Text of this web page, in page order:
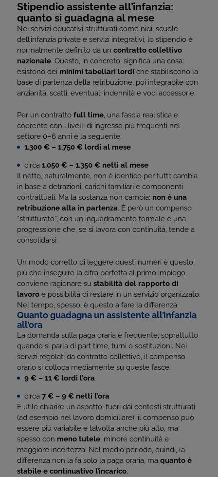
Stipendio assistente all’infanzia:
quanto si guadagna al mese
Nei servizi educativi strutturati come nidi, scuole
dell’infanzia private e servizi integrativi, lo stipendio è
normalmente definito da un contratto collettivo
nazionale. Questo, in concreto, significa una cosa:
esistono dei minimi tabellari lordi che stabiliscono la
base di partenza della retribuzione, poi integrabile con
anzianità, scatti, eventuali indennità e voci accessorie.
Per un contratto full time, una fascia realistica e
coerente con i livelli di ingresso più frequenti nel
settore 0–6 anni è la seguente:
1.300 € – 1.750 € lordi al mese
circa 1.050 € – 1.350 € netti al mese
Il netto, naturalmente, non è identico per tutti: cambia
in base a detrazioni, carichi familiari e componenti
contrattuali. Ma la sostanza non cambia: non è una
retribuzione alta in partenza. È però un compenso
“strutturato”, con un inquadramento formale e una
progressione che, se si lavora con continuità, tende a
consolidarsi.
Un modo corretto di leggere questi numeri è questo:
più che inseguire la cifra perfetta al primo impiego,
conviene ragionare su stabilità del rapporto di
lavoro e possibilità di restare in un servizio organizzato.
Nel tempo, spesso, è questo a fare la differenza.
Quanto guadagna un assistente all’infanzia
all’ora
La domanda sulla paga oraria è frequente, soprattutto
quando si parla di part time, turni o sostituzioni. Nei
servizi regolati da contratto collettivo, il compenso
orario si colloca mediamente su queste fasce:
9 € – 11 € lordi l’ora
circa 7 € – 9 € netti l’ora
È utile chiarire un aspetto: fuori dai contesti strutturati
(ad esempio nel lavoro domiciliare), il compenso può
essere più variabile e talvolta anche più alto, ma
spesso con meno tutele, minore continuità e
maggiore incertezza. Nel medio periodo, quindi, la
differenza non la fa solo la paga oraria, ma quanto è
stabile e continuativo l’incarico.